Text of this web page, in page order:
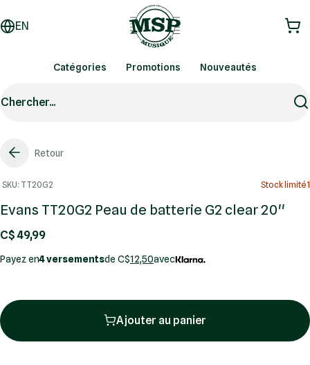
EN
Catégories Promotions Nouveautés
Chercher...
Retour
SKU: TT20G2 Stock limité1
Evans TT20G2 Peau de batterie G2 clear 20''
C$ 49,99
Payez en4 versementsde C$12,50avec
Ajouter au panier